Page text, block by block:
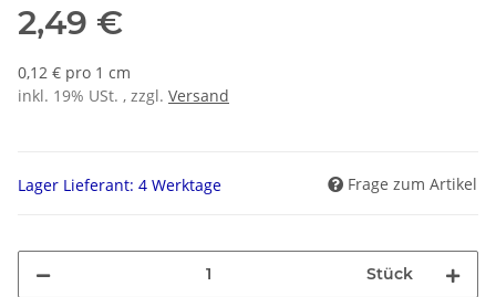
2,49 €
0,12 € pro 1 cm
inkl. 19% USt. , zzgl. Versand
Lager Lieferant: 4 Werktage Frage zum Artikel
Stück